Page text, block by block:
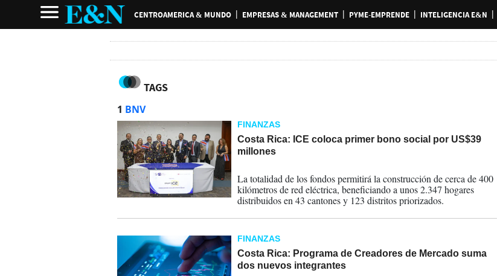
CENTROAMERICA & MUNDO EMPRESAS & MANAGEMENT PYME-EMPRENDE INTELIGENCIA E&N
TAGS
1 BNV
FINANZAS
Costa Rica: ICE coloca primer bono social por US$39
millones
La totalidad de los fondos permitirá la construcción de cerca de 400
kilómetros de red eléctrica, beneficiando a unos 2.347 hogares
distribuidos en 43 cantones y 123 distritos priorizados.
FINANZAS
Costa Rica: Programa de Creadores de Mercado suma
dos nuevos integrantes